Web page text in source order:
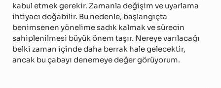
kabul etmek gerekir. Zamanla değişim ve uyarlama
ihtiyacı doğabilir. Bu nedenle, başlangıçta
benimsenen yönelime sadık kalmak ve sürecin
sahiplenilmesi büyük önem taşır. Nereye varılacağı
belki zaman içinde daha berrak hale gelecektir,
ancak bu çabayı denemeye değer görüyorum.